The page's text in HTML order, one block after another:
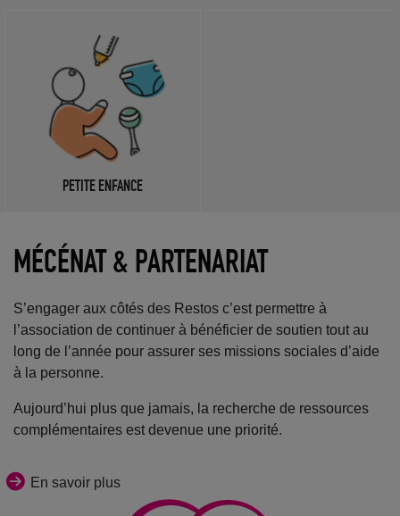
PETITE ENFANCE
MÉCÉNAT & PARTENARIAT
S’engager aux côtés des Restos c’est permettre à
l’association de continuer à bénéficier de soutien tout au
long de l’année pour assurer ses missions sociales d’aide
à la personne.
Aujourd’hui plus que jamais, la recherche de ressources
complémentaires est devenue une priorité.
En savoir plus